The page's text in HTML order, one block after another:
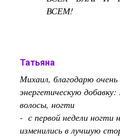
ВСЕМ!
Татьяна
Михаил, благодарю очень
энергетическую
волосы, ногти
- с первой недели ногти
изменились в лучшую